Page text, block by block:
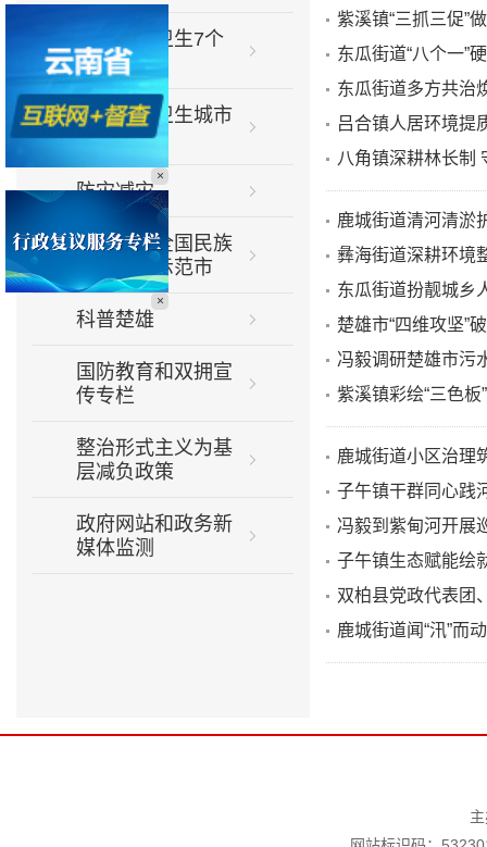
推进爱国卫生7个
专项行动
巩固国家卫生城市
专栏
防灾减灾
创建全省全国民族
团结进步示范市
科普楚雄
国防教育和双拥宣
传专栏
整治形式主义为基
层减负政策
政府网站和政务新
媒体监测
紫溪镇“三抓三促”
东瓜街道“八个一”
东瓜街道多方共治
吕合镇人居环境提
八角镇深耕林长制
鹿城街道清河清淤
彝海街道深耕环境
东瓜街道扮靓城乡
楚雄市“四维攻坚”
冯毅调研楚雄市污
紫溪镇彩绘“三色板
鹿城街道小区治理
子午镇干群同心践
冯毅到紫甸河开展
子午镇生态赋能绘
双柏县党政代表团
鹿城街道闻“汛”而
×
×